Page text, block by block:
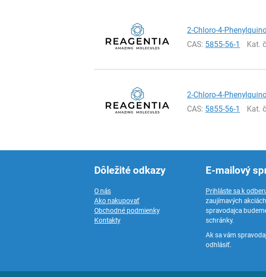
2-Chloro-4-
CAS: 5855-56-1 Kat.
2-Chloro-4-
CAS: 5855-56-1 Kat.
Dôležité odkazy
O nás
Ako nakupovať
Obchodné podmienky
Kontakty
E-mailový
Prihláste sa k
zaujímavých
spravodajca
schránky.
Ak sa vám
odhlásiť.